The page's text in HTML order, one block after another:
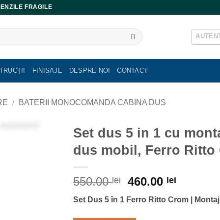
FRAGILE
FINISAJE DESPRE NOI CONTACT
/ BATERII MONOCOMANDA CABINA DUS
Set dus 5 in 1 cu
dus mobil, Ferro Ritto
550.00 lei
Prețul
a
fost:
460.00 lei
este:
Set Dus 5 în 1 Ferro Ritto Crom |